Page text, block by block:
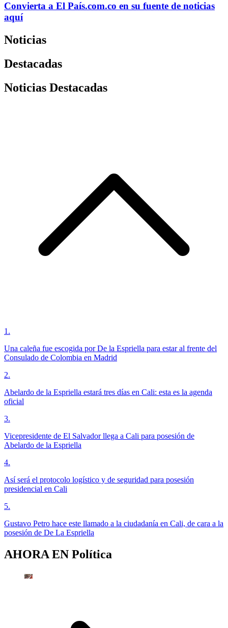
Convierta a El País.com.co en su fuente de noticias
aquí
Noticias
Destacadas
Noticias Destacadas
1 .
Una caleña fue escogida por De la Espriella para estar al frente del
Consulado de Colombia en Madrid
2.
Abelardo de la Espriella estará tres días en Cali: esta es la agenda
oficial
3.
Vicepresidente de El Salvador llega a Cali para posesión de
Abelardo de la Espriella
4.
Así será el protocolo logístico y de seguridad para posesión
presidencial en Cali
5.
Gustavo Petro hace este llamado a la ciudadanía en Cali, de cara a la
posesión de De La Espriella
AHORA EN Política